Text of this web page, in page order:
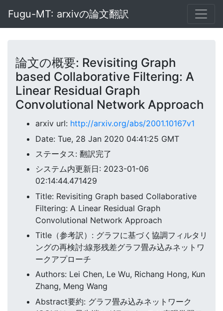
Fugu-MT: arxivの論文翻訳
論文の概要: Revisiting Graph
based Collaborative Filtering: A
Linear Residual Graph
Convolutional Network Approach
arxiv url: http://arxiv.org/abs/2001.10167v1
Date: Tue, 28 Jan 2020 04:41:25 GMT
ステータス: 翻訳完了
システム内更新日: 2023-01-06
02:14:44.471429
Title: Revisiting Graph based Collaborative
Filtering: A Linear Residual Graph
Convolutional Network Approach
Title（参考訳）: グラフに基づく協調フィルタリ
ングの再検討:線形残差グラフ畳み込みネットワ
ークアプローチ
Authors: Lei Chen, Le Wu, Richang Hong, Kun
Zhang, Meng Wang
Abstract要約: グラフ畳み込みネットワーク